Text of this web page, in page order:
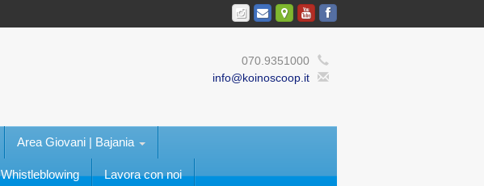
070.9351000
info@koinoscoop.it
Area Giovani | Bajania
Whistleblowing Lavora con noi